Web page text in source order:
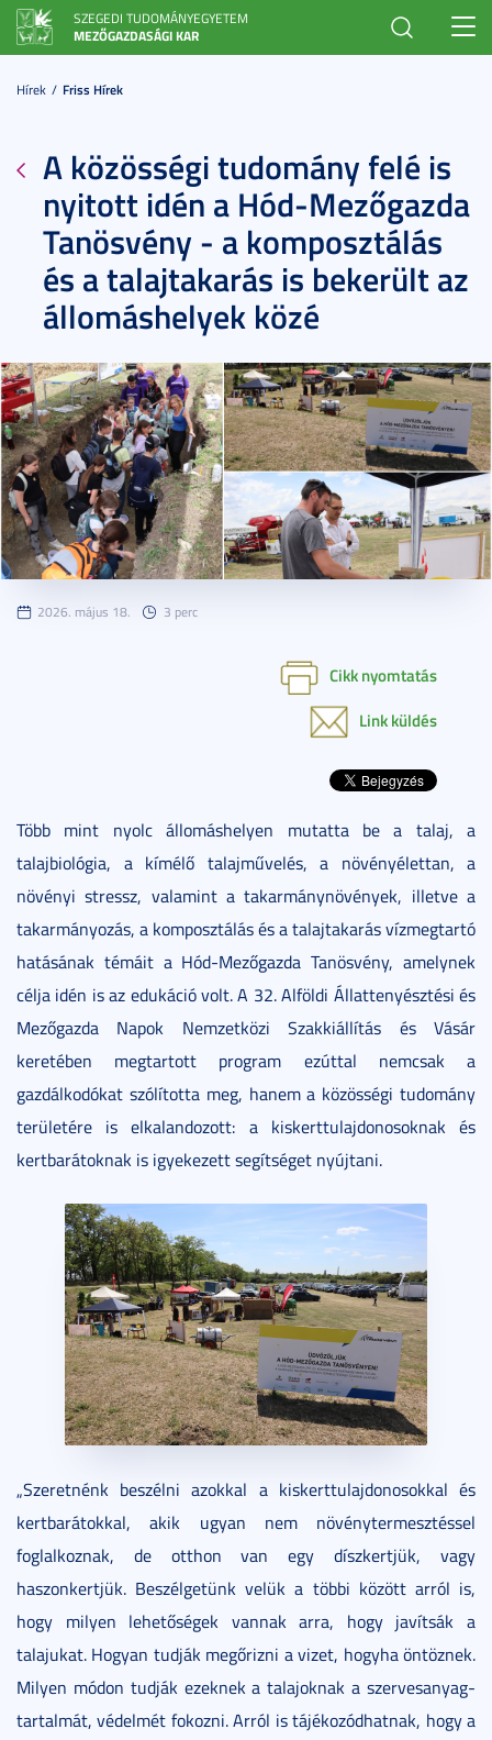
SZEGEDI TUDOMÁNYEGYETEM
MEZŐGAZDASÁGI KAR
Hírek Friss Hírek
A közösségi tudomány felé is
nyitott idén a Hód-Mezőgazda
Tanösvény - a komposztálás
és a talajtakarás is bekerült az
állomáshelyek közé
2026. május 18. 3 perc
Cikk nyomtatás
Link küldés
Több mint nyolc állomáshelyen mutatta be a talaj, a
talajbiológia, a kímélő talajművelés, a növényélettan, a
növényi stressz, valamint a takarmánynövények, illetve a
takarmányozás, a komposztálás és a talajtakarás vízmegtartó
hatásának témáit a Hód-Mezőgazda Tanösvény, amelynek
célja idén is az edukáció volt. A 32. Alföldi Állattenyésztési és
Mezőgazda Napok Nemzetközi Szakkiállítás és Vásár
keretében megtartott program ezúttal nemcsak a
gazdálkodókat szólította meg, hanem a közösségi tudomány
területére is elkalandozott: a kiskerttulajdonosoknak és
kertbarátoknak is igyekezett segítséget nyújtani.
„Szeretnénk beszélni azokkal a kiskerttulajdonosokkal és
kertbarátokkal, akik ugyan nem növénytermesztéssel
foglalkoznak, de otthon van egy díszkertjük, vagy
haszonkertjük. Beszélgetünk velük a többi között arról is,
hogy milyen lehetőségek vannak arra, hogy javítsák a
talajukat. Hogyan tudják megőrizni a vizet, hogyha öntöznek.
Milyen módon tudják ezeknek a talajoknak a szervesanyag-
tartalmát, védelmét fokozni. Arról is tájékozódhatnak, hogy a